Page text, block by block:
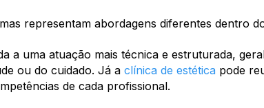
representam abordagens diferentes dentro
a uma atuação mais técnica e estruturada,
ou do cuidado. Já a clínica de estética pode
de cada profissional.